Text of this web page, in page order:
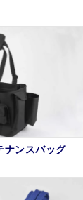
ナンスバッグ